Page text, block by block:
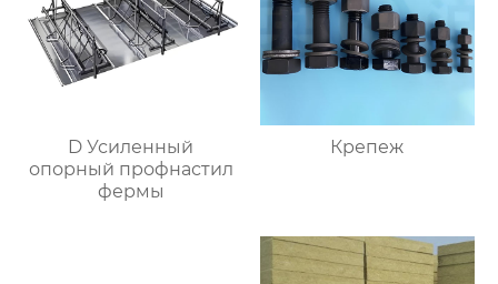
D Усиленный
опорный профнастил
фермы
Крепеж